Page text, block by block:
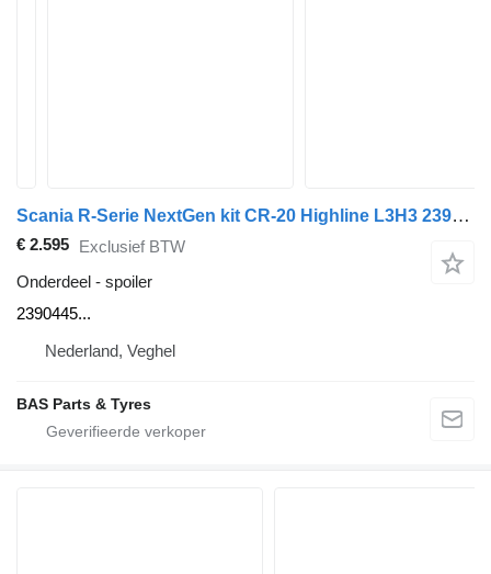
Scania R-Serie NextGen kit CR-20 Highline L3H3 2390445 spoiler voor Scania R-Serie NextGen vrachtwagen
€ 2.595 Exclusief BTW
Onderdeel - spoiler
2390445...
Nederland, Veghel
BAS Parts & Tyres